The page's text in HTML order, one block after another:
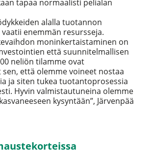
tapaa normaalisti pelialan
alalla tuotannon
enemmän resursseja.
moninkertaistaminen on
että suunnitelmallisen
neliön tilamme ovat
että olemme voineet nostaa
ja siten tukea tuotantoprosessia
Hyvin valmistautuneina olemme
kysyntään”, Järvenpää